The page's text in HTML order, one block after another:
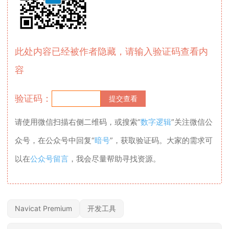
此处内容已经被作者隐藏，请输入验证码查看内
容
验证码：
请使用微信扫描右侧二维码，或搜索“数字逻辑”关注微信公
众号，在公众号中回复“暗号”，获取验证码。大家的需求可
以在公众号留言 ，我会尽量帮助寻找资源。
Navicat Premium 开发工具